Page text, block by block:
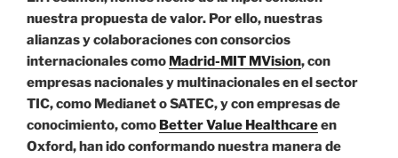
nuestra propuesta de valor. Por ello, nuestras
alianzas y colaboraciones con consorcios
internacionales como Madrid-MIT MVision, con
empresas nacionales y multinacionales en el sector
TIC, como Medianet o SATEC, y con empresas de
conocimiento, como Better Value Healthcareen
Oxford, han ido conformando nuestra manera de